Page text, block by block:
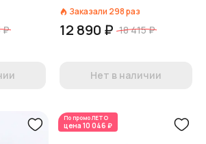
₽
Заказали 298раз
12 890 ₽ 18 415 ₽
Нет в наличии
По промоЛЕТО
цена 10 046 ₽